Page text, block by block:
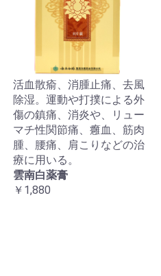
活血散瘉、消腫止痛、去風
除湿。運動や打撲による外
傷の鎮痛、消炎や、リュー
マチ性関節痛、癰血、筋肉
腫、腰痛、肩こりなどの治
療に用いる。
雲南白薬膏
￥1,880